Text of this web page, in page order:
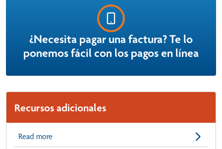
¿Necesita pagar una factura? Te lo
ponemos fácil con los pagos en línea
Recursos adicionales
Read more